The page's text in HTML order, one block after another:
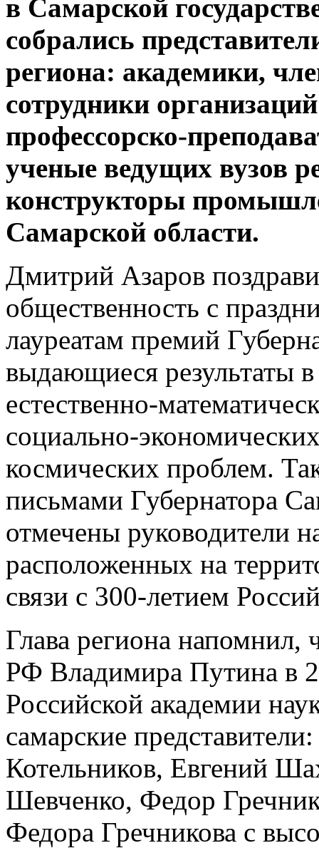
в Самарской
собрались
региона: академики,
сотрудники
профессорско-
ученые ведущих вузов
конструкторы
Самарской области.
Дмитрий Азаров
общественность с
лауреатам премий
выдающиеся результаты
естественно-
социально-
космических проблем.
письмами Губернатора
отмечены руководители
расположенных на
связи с 300-летием
Глава региона напомнил,
РФ Владимира Путина в
Российской академии
самарские
Котельников, Евгений
Шевченко, Федор
Федора Гречникова с